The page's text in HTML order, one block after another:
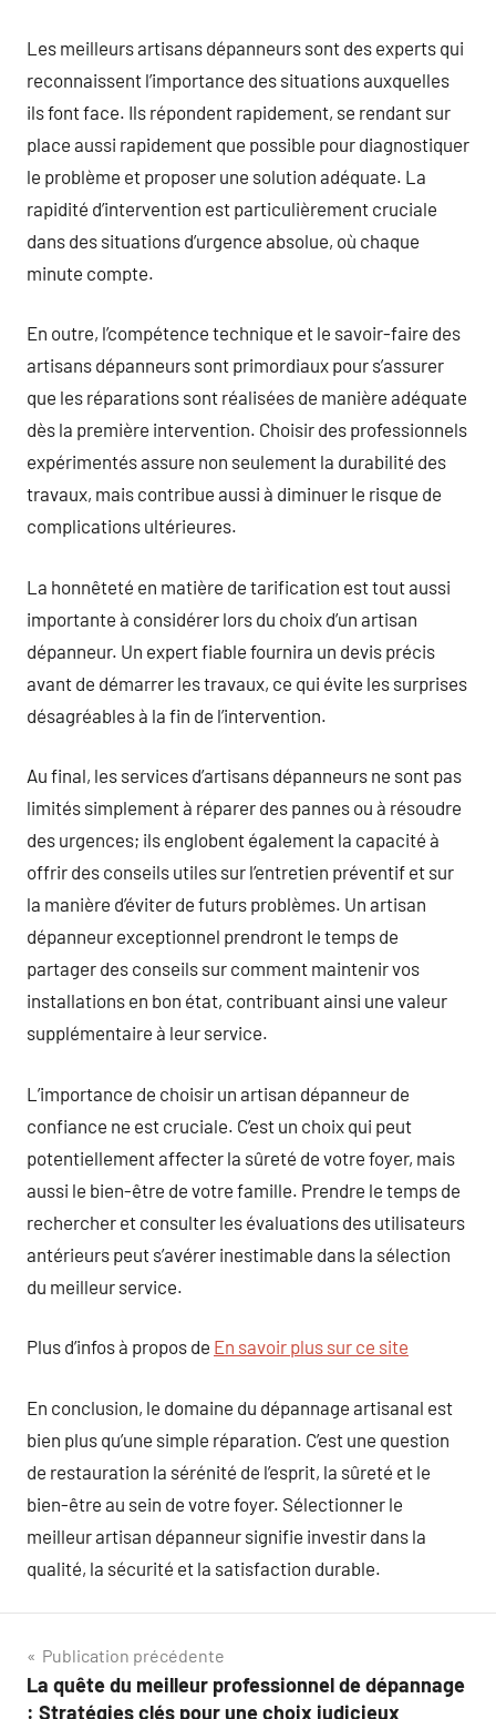
Les meilleurs artisans dépanneurs sont des experts qui
reconnaissent l’importance des situations auxquelles
ils font face. Ils répondent rapidement, se rendant sur
place aussi rapidement que possible pour diagnostiquer
le problème et proposer une solution adéquate. La
rapidité d’intervention est particulièrement cruciale
dans des situations d’urgence absolue, où chaque
minute compte.
En outre, l’compétence technique et le savoir-faire des
artisans dépanneurs sont primordiaux pour s’assurer
que les réparations sont réalisées de manière adéquate
dès la première intervention. Choisir des professionnels
expérimentés assure non seulement la durabilité des
travaux, mais contribue aussi à diminuer le risque de
complications ultérieures.
La honnêteté en matière de tarification est tout aussi
importante à considérer lors du choix d’un artisan
dépanneur. Un expert fiable fournira un devis précis
avant de démarrer les travaux, ce qui évite les surprises
désagréables à la fin de l’intervention.
Au final, les services d’artisans dépanneurs ne sont pas
limités simplement à réparer des pannes ou à résoudre
des urgences; ils englobent également la capacité à
offrir des conseils utiles sur l’entretien préventif et sur
la manière d’éviter de futurs problèmes. Un artisan
dépanneur exceptionnel prendront le temps de
partager des conseils sur comment maintenir vos
installations en bon état, contribuant ainsi une valeur
supplémentaire à leur service.
L’importance de choisir un artisan dépanneur de
confiance ne est cruciale. C’est un choix qui peut
potentiellement affecter la sûreté de votre foyer, mais
aussi le bien-être de votre famille. Prendre le temps de
rechercher et consulter les évaluations des utilisateurs
antérieurs peut s’avérer inestimable dans la sélection
du meilleur service.
Plus d’infos à propos de En savoir plus sur ce site
En conclusion, le domaine du dépannage artisanal est
bien plus qu’une simple réparation. C’est une question
de restauration la sérénité de l’esprit, la sûreté et le
bien-être au sein de votre foyer. Sélectionner le
meilleur artisan dépanneur signifie investir dans la
qualité, la sécurité et la satisfaction durable.
Navigation
de
Publication précédente
La quête du meilleur professionnel de dépannage
: Stratégies clés pour une choix judicieux